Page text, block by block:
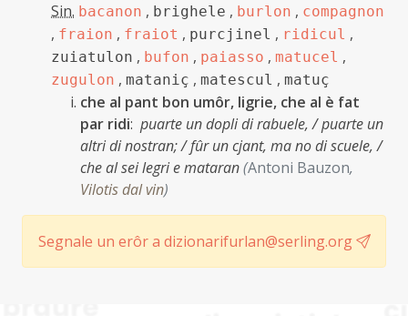
Sin. bacanon , brighele , burlon , compagnon
, fraion , fraiot , purcjinel , ridicul ,
zuiatulon , bufon , paiasso , matucel ,
zugulon , mataniç , matescul , matuç
che al pant bon umôr, ligrie, che al è fat
par ridi: puarte un dopli di rabuele, / puarte un
altri di nostran; / fûr un cjant, ma no di scuele, /
che al sei legri e mataran(Antoni Bauzon,
Vilotis dal vin)
Segnale un erôr a dizionarifurlan@serling.org